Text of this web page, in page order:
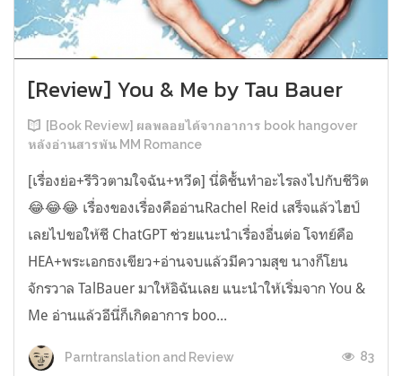
[Review] You & Me by Tau Bauer
[Book Review] ผลพลอยได้จากอาการ book hangover
หลังอ่านสารพัน MM Romance
[เรื่องย่อ+รีวิวตามใจฉัน+หวีด] นี่ดิชั้นทำอะไรลงไปกับชีวิต
😂😂😂 เรื่องของเรื่องคืออ่านRachel Reid เสร็จแล้วไฮป์
เลยไปขอให้ชี ChatGPT ช่วยแนะนำเรื่องอื่นต่อ โจทย์คือ
HEA+พระเอกธงเขียว+อ่านจบแล้วมีความสุข นางก็โยน
จักรวาล TalBauer มาให้อิฉันเลย แนะนำให้เริ่มจาก You &
Me อ่านแล้วอีนี่ก็เกิดอาการ boo...
Parntranslation and Review 83